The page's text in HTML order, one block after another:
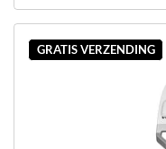
GRATIS VERZENDING